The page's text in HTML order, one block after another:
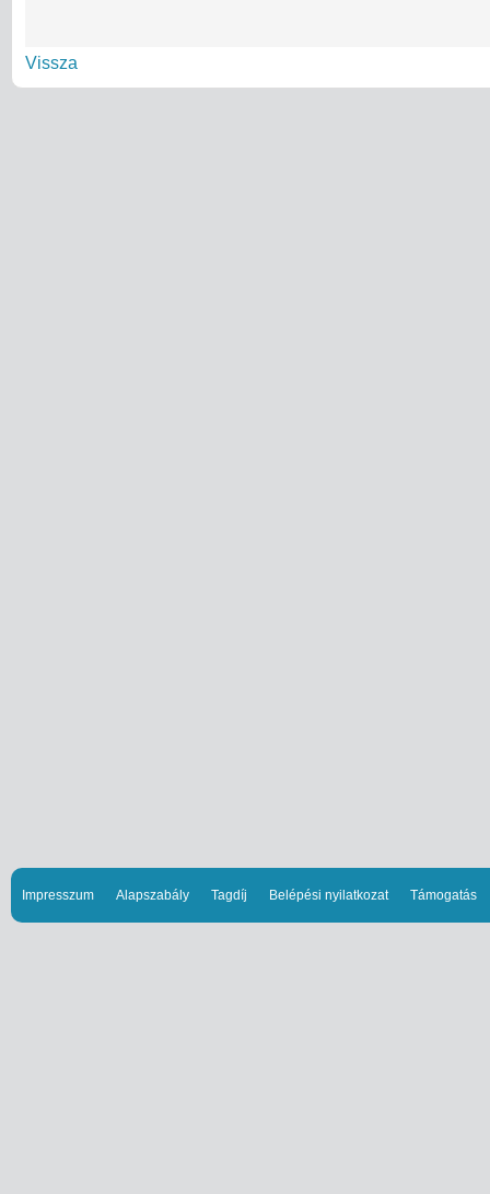
Vissza
Impresszum Alapszabály Tagdíj Belépési nyilatkozat Támogatás